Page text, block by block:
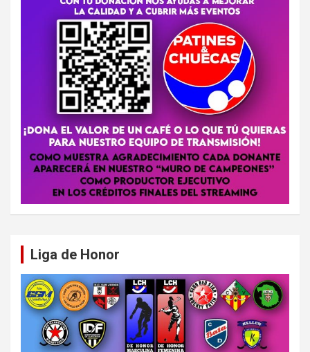
Liga de Honor